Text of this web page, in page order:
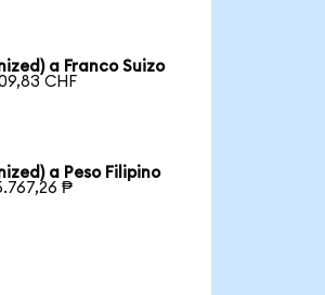
a Franco Suizo
CHF
a Peso Filipino
₱